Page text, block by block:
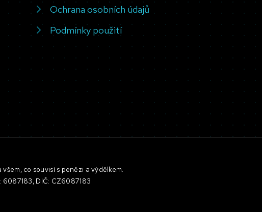
Ochrana osobních údajů
Podmínky použití
co souvisí s penězi a výdělkem.
6087183, DIČ: CZ6087183